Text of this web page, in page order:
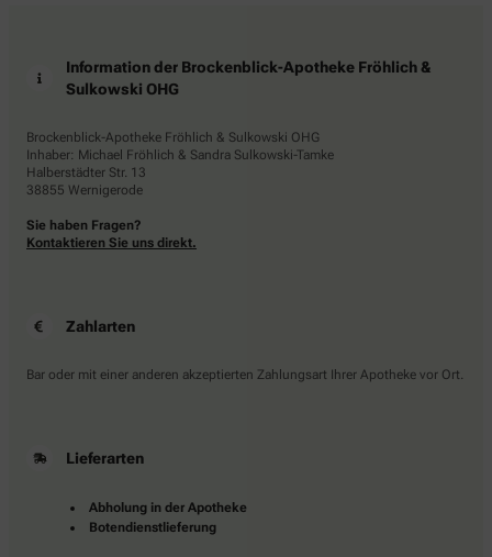
Information der Brockenblick-Apotheke Fröhlich &
Sulkowski OHG
Brockenblick-Apotheke Fröhlich & Sulkowski OHG
Inhaber: Michael Fröhlich & Sandra Sulkowski-Tamke
Halberstädter Str. 13
38855 Wernigerode
Sie haben Fragen?
Kontaktieren Sie uns direkt.
Zahlarten
Bar oder mit einer anderen akzeptierten Zahlungsart Ihrer Apotheke vor Ort.
Lieferarten
Abholung in der Apotheke
Botendienstlieferung